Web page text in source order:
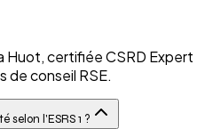
Huot, certifiée CSRD Expert
conseil RSE.
l'ESRS 1 ?